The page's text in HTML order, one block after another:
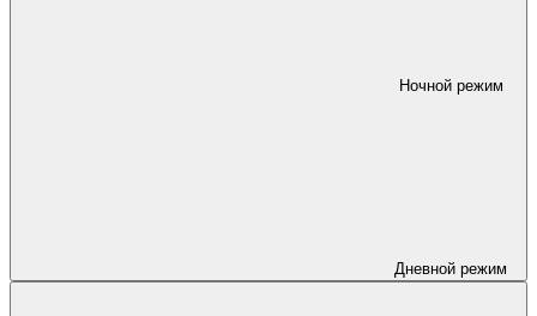
Ночной режим
Дневной режим